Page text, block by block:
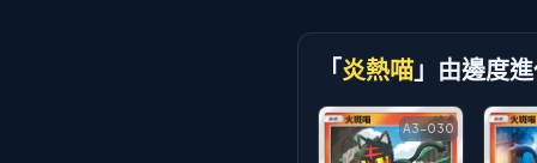
「炎熱喵 」由邊度
A3-030